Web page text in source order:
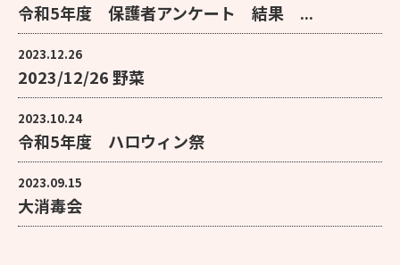
令和5年度 保護者アンケート 結果 ...
2023.12.26
2023/12/26 野菜
2023.10.24
令和5年度 ハロウィン祭
2023.09.15
大消毒会